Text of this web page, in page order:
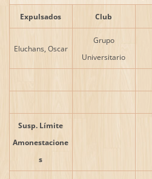
Expulsados Club
Eluchans, Oscar
Grupo
Universitario
Susp. Límite
Amonestacione
s